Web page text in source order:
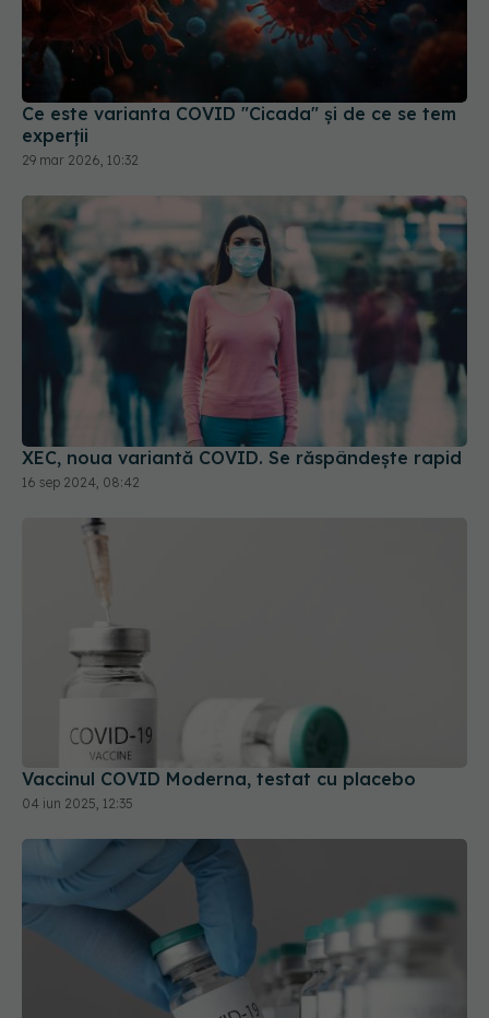
Ce este varianta COVID "Cicada" și de ce se tem
experții
29 mar 2026, 10:32
XEC, noua variantă COVID. Se răspândește rapid
16 sep 2024, 08:42
Vaccinul COVID Moderna, testat cu placebo
04 iun 2025, 12:35